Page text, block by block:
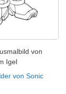
von
Igel
von Sonic